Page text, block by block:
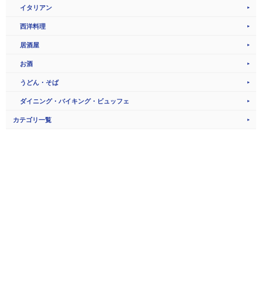
イタリアン
西洋料理
居酒屋
お酒
うどん・そば
ダイニング・バイキング・ビュッフェ
カテゴリ一覧